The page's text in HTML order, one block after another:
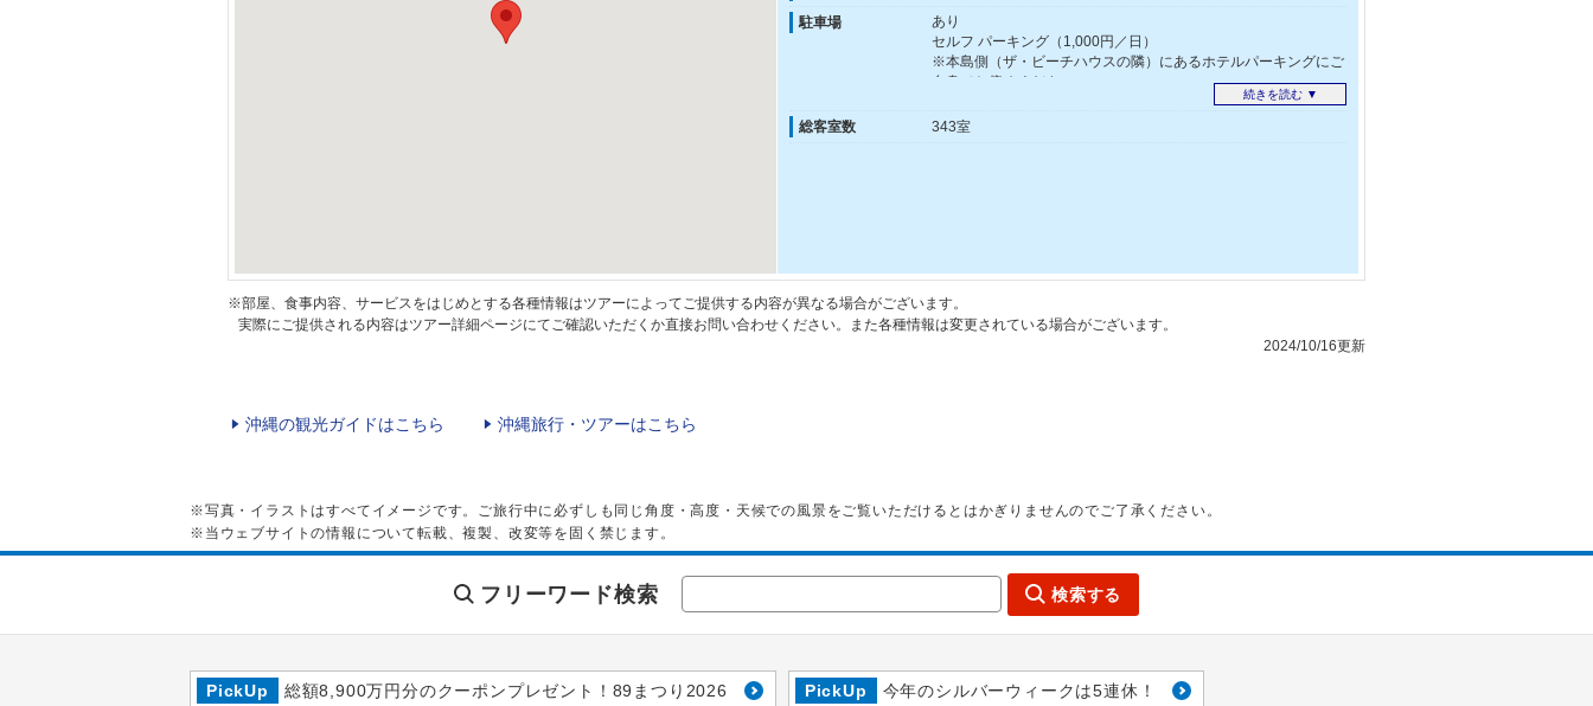
駐車場
あり
セルフ パーキング（1,000円／日）
※本島側（ザ・ビーチハウスの隣）にあるホテルパーキングにご
自身でお停めください。
※ザ・アイランドの客室にご宿泊の場合は駐車いただいた後、ホ
テルオリジナルのトゥクトゥクにてメインエントランスまでご案
続きを読む ▼
総客室数 343室
※部屋、食事内容、サービスをはじめとする各種情報はツアーによってご提供する内容が異なる場合がございます。
実際にご提供される内容はツアー詳細ページにてご確認いただくか直接お問い合わせください。また各種情報は変更されている場合がございます。
2024/10/16更新
沖縄の観光ガイドはこちら 沖縄旅行・ツアーはこちら
※写真・イラストはすべてイメージです。ご旅行中に必ずしも同じ角度・高度・天候での風景をご覧いただけるとはかぎりませんのでご了承ください。
※当ウェブサイトの情報について転載、複製、改変等を固く禁じます。
フリーワード検索 検索する
PickUp 総額8,900万円分のクーポンプレゼント！89まつり2026 PickUp 今年のシルバーウィークは5連休！